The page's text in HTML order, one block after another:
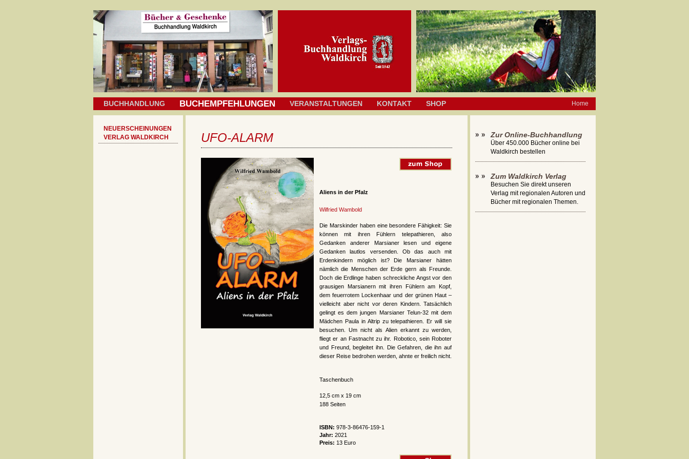
BUCHHANDLUNG BUCHEMPFEHLUNGEN VERANSTALTUNGEN KONTAKT SHOP Home
NEUERSCHEINUNGEN
VERLAG WALDKIRCH
UFO-ALARM
Aliens in der Pfalz
Wilfried Wambold
Die Marskinder haben eine besondere Fähigkeit: Sie
können mit ihren Fühlern telepathieren, also
Gedanken anderer Marsianer lesen und eigene
Gedanken lautlos versenden. Ob das auch mit
Erdenkindern möglich ist? Die Marsianer hätten
nämlich die Menschen der Erde gern als Freunde.
Doch die Erdlinge haben schreckliche Angst vor den
grausigen Marsianern mit ihren Fühlern am Kopf,
dem feuerrotem Lockenhaar und der grünen Haut –
vielleicht aber nicht vor deren Kindern. Tatsächlich
gelingt es dem jungen Marsianer Telun-32 mit dem
Mädchen Paula in Altrip zu telepathieren. Er will sie
besuchen. Um nicht als Alien erkannt zu werden,
fliegt er an Fastnacht zu ihr. Robotico, sein Roboter
und Freund, begleitet ihn. Die Gefahren, die ihn auf
dieser Reise bedrohen werden, ahnte er freilich nicht.
Taschenbuch
12,5 cm x 19 cm
188 Seiten
ISBN: 978-3-86476-159-1
Jahr: 2021
Preis: 13 Euro
Zur Online-Buchhandlung
Über 450.000 Bücher online bei
Waldkirch bestellen
Zum Waldkirch Verlag
Besuchen Sie direkt unseren
Verlag mit regionalen Autoren und
Bücher mit regionalen Themen.